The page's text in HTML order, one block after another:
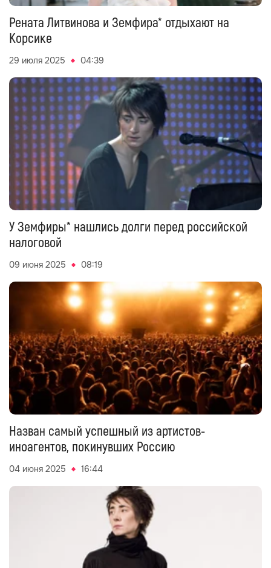
Рената Литвинова и Земфира* отдыхают на
Корсике
29 июля 2025 04:39
У Земфиры* нашлись долги перед российской
налоговой
09 июня 2025 08:19
Назван самый успешный из артистов-
иноагентов, покинувших Россию
04 июня 2025 16:44